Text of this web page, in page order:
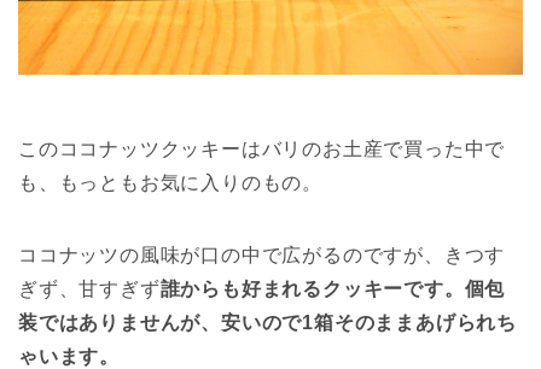
このココナッツクッキーはバリのお土産で買った中で
も、もっともお気に入りのもの。
ココナッツの風味が口の中で広がるのですが、きつす
ぎず、甘すぎず誰からも好まれるクッキーです。個包
装ではありませんが、安いので1箱そのままあげられち
ゃいます。